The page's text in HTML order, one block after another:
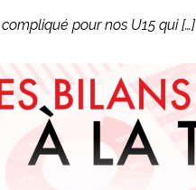
pour nos U15 qui […]